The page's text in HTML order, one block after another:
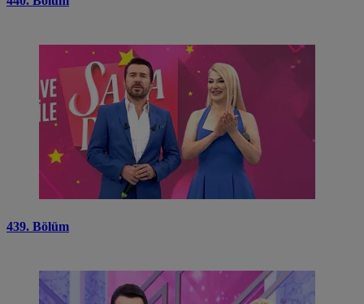
439. Bölüm